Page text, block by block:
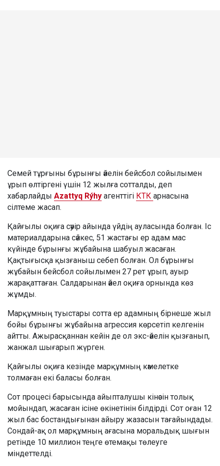
Семей тұрғыны бұрынғы әйелін бейсбол сойылымен
ұрып өлтіргені үшін 12 жылға сотталды, деп
хабарлайды Azattyq Rýhy агенттігі КТК арнасына
сілтеме жасап.
Қайғылы оқиға сәуір айында үйдің ауласында болған. Іс
материалдарына сәйкес, 51 жастағы ер адам мас
күйінде бұрынғы жұбайына шабуыл жасаған.
Қақтығысқа қызғаныш себеп болған. Ол бұрынғы
жұбайын бейсбол сойылымен 27 рет ұрып, ауыр
жарақаттаған. Салдарынан әйел оқиға орнында көз
жұмды.
Марқұмның туыстары сотта ер адамның бірнеше жыл
бойы бұрынғы жұбайына агрессия көрсетіп келгенін
айтты. Ажырасқаннан кейін де ол экс-әйелін қызғанып,
жанжал шығарып жүрген.
Қайғылы оқиға кезінде марқұмның кәмелетке
толмаған екі баласы болған.
Сот процесі барысында айыпталушы кінәсін толық
мойындап, жасаған ісіне өкінетінін білдірді. Сот оған 12
жыл бас бостандығынан айыру жазасын тағайындады.
Сондай-ақ ол марқұмның ағасына моральдық шығын
ретінде 10 миллион теңге өтемақы төлеуге
міндеттелді.